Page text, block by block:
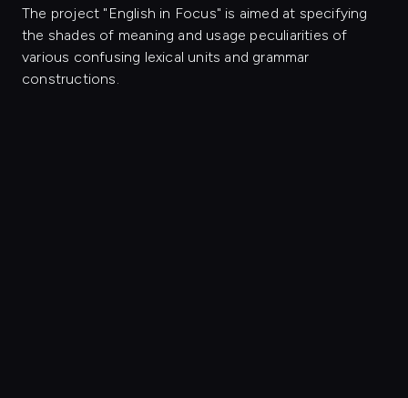
The project "English in Focus" is aimed at specifying
the shades of meaning and usage peculiarities of
various confusing lexical units and grammar
constructions.